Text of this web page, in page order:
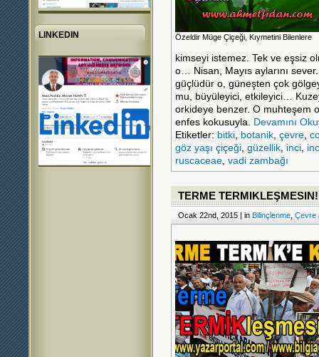
LINKEDIN Özeldir Müge Çiçeği, Kıymetini Bilenlere
kimseyi istemez. Tek ve eşsiz
o… Nisan, Mayıs aylarını
güçlüdür o, güneşten çok
mu, büyüleyici, etkileyici…
orkideye benzer. O muhteşem
enfes kokusuyla. Devamını
Etiketler: bitki, botanik, çevre,
göz yaşı çiçeği, güzellik, inci,
ruscaceae, vadi zambağı
TERME TERMIKLEŞMESIN!
Ocak 22nd, 2015 | in Bilinçlenme Çevre